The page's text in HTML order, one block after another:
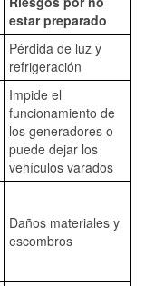
estar preparado
Pérdida de luz y
refrigeración
Impide el
funcionamiento de
los generadores o
puede dejar los
vehículos varados
Daños materiales y
escombros